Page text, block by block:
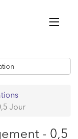
Jour
- 0,5